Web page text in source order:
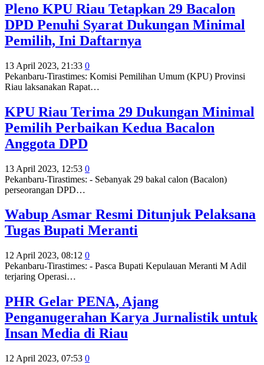
Pleno KPU Riau Tetapkan 29 Bacalon
DPD Penuhi Syarat Dukungan Minimal
Pemilih, Ini Daftarnya
13 April 2023, 21:33 0
Pekanbaru-Tirastimes: Komisi Pemilihan Umum (KPU) Provinsi
Riau laksanakan Rapat…
KPU Riau Terima 29 Dukungan Minimal
Pemilih Perbaikan Kedua Bacalon
Anggota DPD
13 April 2023, 12:53 0
Pekanbaru-Tirastimes: - Sebanyak 29 bakal calon (Bacalon)
perseorangan DPD…
Wabup Asmar Resmi Ditunjuk Pelaksana
Tugas Bupati Meranti
12 April 2023, 08:12 0
Pekanbaru-Tirastimes: - Pasca Bupati Kepulauan Meranti M Adil
terjaring Operasi…
PHR Gelar PENA, Ajang
Penganugerahan Karya Jurnalistik untuk
Insan Media di Riau
12 April 2023, 07:53 0